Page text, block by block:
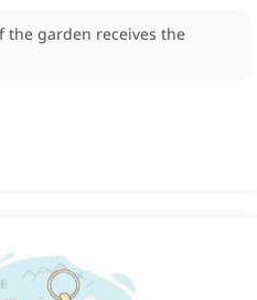
the garden receives the